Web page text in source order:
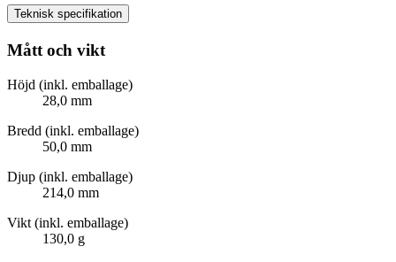
Teknisk specifikation
Mått och vikt
Höjd (inkl. emballage)
28,0 mm
Bredd (inkl. emballage)
50,0 mm
Djup (inkl. emballage)
214,0 mm
Vikt (inkl. emballage)
130,0 g